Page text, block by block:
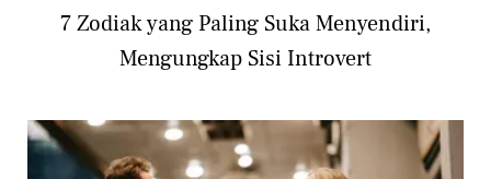
7 Zodiak yang Paling Suka Menyendiri,
Mengungkap Sisi Introvert